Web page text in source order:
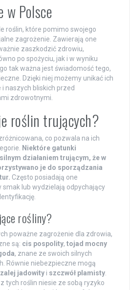
w Polsce
roślin, które pomimo swojego
zagrożenie. Zawierają one
zaszkodzić zdrowiu,
po spożyciu, jak i w wyniku
tak ważna jest świadomość tego,
Dzięki niej możemy unikać ich
i naszych bliskich przed
zdrowotnymi.
roślin trujących?
co pozwala na ich
Niektóre gatunki
działaniem trującym, że w
je do sporządzania
Często posiadają one
lub wydzielają odpychający
rośliny?
poważne zagrożenie dla zdrowia,
są: cis pospolity, tojad mocny
, znane ze swoich silnych
Równie niebezpieczne mogą
jadowity i szczwół plamisty.
tych roślin niesie ze sobą ryzyko